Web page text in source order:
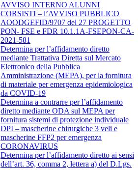
AVVISO INTERNO ALUNNI
CORSISTI – l’AVVISO PUBBLICO
AOODGEFID/9707 del 27 PROGETTO
PON- FSE e FDR 10.1.1A-FSEPON-CA-
2021-581
Determina per l’affidamento diretto
mediante Trattativa Diretta sul Mercato
Elettronico della Pubblica
Amministrazione (MEPA), per la fornitura
di materiale per emergenza epidemiologica
da COVID-19
Determina a contrarre per l’affidamento
diretto mediante ODA sul MEPA per
fornitura sistemi di protezione individuale
DPI – mascherine chirurgiche 3 veli e
mascherine FFP2 per emergenza
CORONAVIRUS
Determina per l’affidamento diretto ai sensi
dell’art. 36, comma 2, lettera a) del D.Lgs.